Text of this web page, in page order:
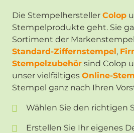
Die Stempelhersteller Colop
Stempelprodukte geht. Sie
Sortiment der
Standard-Ziffernstempel,
Stempelzubehör sind Colop
unser vielfältiges Online-
Stempel ganz nach Ihren
Wählen Sie den richtigen
Erstellen Sie Ihr eigenes